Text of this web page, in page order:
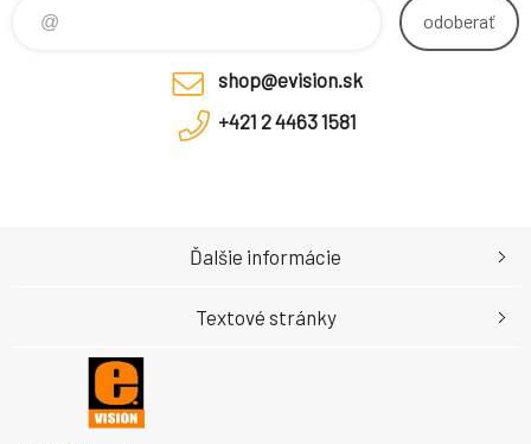
odoberať
shop@evision.sk
+421 2 4463 1581
Ďalšie informácie
Textové stránky